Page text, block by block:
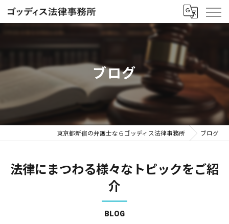
ブログ
東京都新宿の弁護士ならゴッディス法律事務所 ブログ
法律にまつわる様々なトピックをご紹
介
BLOG